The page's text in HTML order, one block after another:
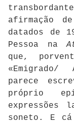
afirmação
datados de
Pessoa na
que,
parece
próprio
expressões
soneto. E